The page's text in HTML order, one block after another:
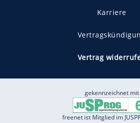
Karriere
Vertrag
gekennzeichnet mit
freenet ist Mitglied im